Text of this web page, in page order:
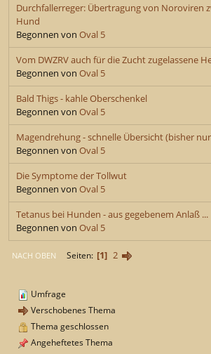
Durchfallerreger: Übertragung von Noroviren
Hund
Begonnen von Oval 5
Vom DWZRV auch für die Zucht zugelassene
Begonnen von Oval 5
Bald Thigs - kahle Oberschenkel
Begonnen von Oval 5
Magendrehung - schnelle Übersicht (bisher
Begonnen von Oval 5
Die Symptome der Tollwut
Begonnen von Oval 5
Tetanus bei Hunden - aus gegebenem Anlaß ...
Begonnen von Oval 5
NACH OBEN Seiten 1 2
Umfrage
Verschobenes Thema
Thema geschlossen
Angeheftetes Thema